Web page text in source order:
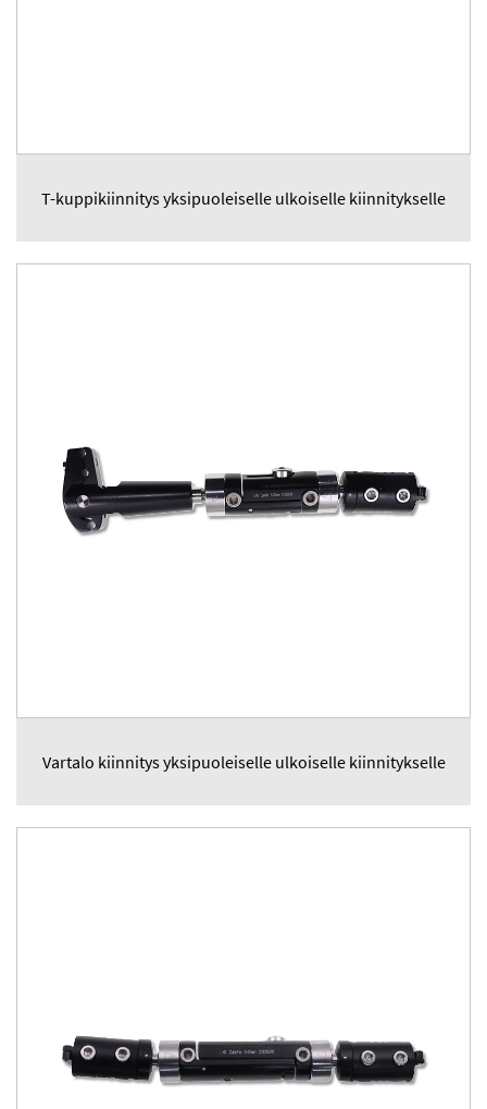
T-kuppikiinnitys yksipuoleiselle ulkoiselle kiinnitykselle
Vartalo kiinnitys yksipuoleiselle ulkoiselle kiinnitykselle